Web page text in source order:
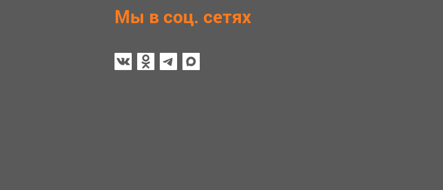
Мы в соц. сетях